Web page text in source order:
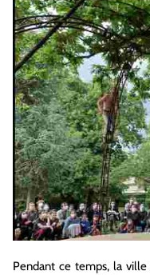
Pendant ce temps, la